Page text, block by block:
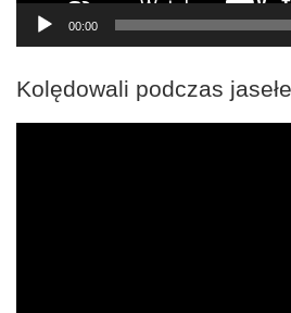
00:00
Kolędowali podczas